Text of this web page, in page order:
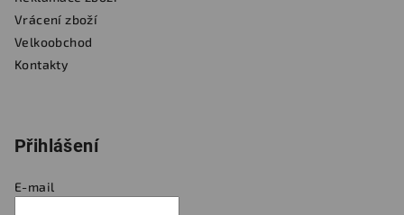
Vrácení zboží
Velkoobchod
Kontakty
Přihlášení
E-mail